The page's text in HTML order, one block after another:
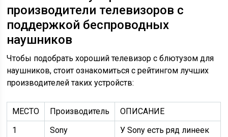
производители телевизоров с
поддержкой беспроводных
наушников
Чтобы подобрать хороший телевизор с блютузом для
наушников, стоит ознакомиться с рейтингом лучших
производителей таких устройств:
МЕСТО Производитель
ОПИСАНИЕ
1
Sony
У Sony есть ряд линеек